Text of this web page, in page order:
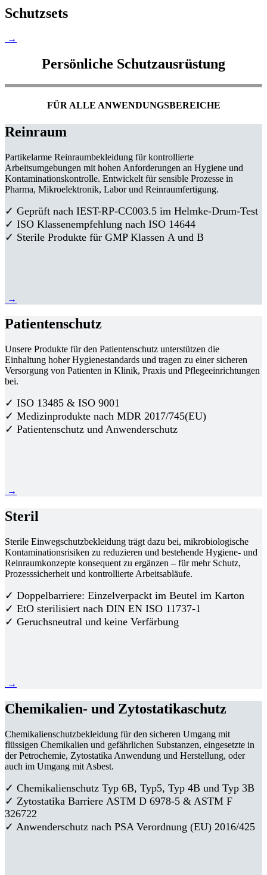
Schutzsets
→
Persönliche Schutzausrüstung
FÜR ALLE ANWENDUNGSBEREICHE
Reinraum
Partikelarme Reinraumbekleidung für kontrollierte
Arbeitsumgebungen mit hohen Anforderungen an Hygiene und
Kontaminationskontrolle. Entwickelt für sensible Prozesse in
Pharma, Mikroelektronik, Labor und Reinraumfertigung.
✓ Geprüft nach IEST-RP-CC003.5 im Helmke-Drum-Test
✓ ISO Klassenempfehlung nach ISO 14644
✓ Sterile Produkte für GMP Klassen A und B
→
Patientenschutz
Unsere Produkte für den Patientenschutz unterstützen die
Einhaltung hoher Hygienestandards und tragen zu einer sicheren
Versorgung von Patienten in Klinik, Praxis und Pflegeeinrichtungen
bei.
✓ ISO 13485 & ISO 9001
✓ Medizinprodukte nach MDR 2017/745(EU)
✓ Patientenschutz und Anwenderschutz
→
Steril
Sterile Einwegschutzbekleidung trägt dazu bei, mikrobiologische
Kontaminationsrisiken zu reduzieren und bestehende Hygiene- und
Reinraumkonzepte konsequent zu ergänzen – für mehr Schutz,
Prozesssicherheit und kontrollierte Arbeitsabläufe.
✓ Doppelbarriere: Einzelverpackt im Beutel im Karton
✓ EtO sterilisiert nach DIN EN ISO 11737-1
✓ Geruchsneutral und keine Verfärbung
→
Chemikalien- und Zytostatikaschutz
Chemikalienschutzbekleidung für den sicheren Umgang mit
flüssigen Chemikalien und gefährlichen Substanzen, eingesetzte in
der Petrochemie, Zytostatika Anwendung und Herstellung, oder
auch im Umgang mit Asbest.
✓ Chemikalienschutz Typ 6B, Typ5, Typ 4B und Typ 3B
✓ Zytostatika Barriere ASTM D 6978-5 & ASTM F
326722
✓ Anwenderschutz nach PSA Verordnung (EU) 2016/425